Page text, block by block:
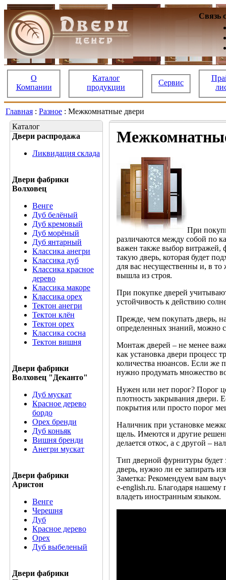
Связь
О
Компании
Каталог
продукции
Сервис
Главная : Разное : Межкомнатные двери
Каталог
Двери распродажа
Ликвидация склада
Двери фабрики
Волховец
Венге
Дуб белёный
Дуб кремовый
Дуб морёный
Дуб янтарный
Классика анегри
Классика дуб
Классика красное
дерево
Классика макоре
Классика орех
Тектон анегри
Тектон клён
Тектон орех
Классика сосна
Тектон вишня
Двери фабрики
Волховец "Деканто"
Дуб мускат
Красное дерево
бордо
Орех бренди
Дуб коньяк
Вишня бренди
Анегри мускат
Двери фабрики
Аристон
Венге
Черешня
Дуб
Красное дерево
Орех
Дуб выбеленый
Двери фабрики
При
различаются между собой по
важен также выбор витражей,
такую дверь, которая будет
для вас несущественны и, в то
вышла из строя.
При покупке дверей
устойчивость к действию
Прежде, чем покупать дверь,
определенных знаний, можно
Монтаж дверей – не менее
как установка двери процесс
количества нюансов. Если же
нужно продумать множество
Нужен или нет порог? Порог
плотность закрывания двери.
покрытия или просто порог
Наличник при установке
щель. Имеются и другие
делается откос, а с другой –
Тип дверной фурнитуры будет
дверь, нужно ли ее запирать
Заметка: Рекомендуем вам
e-english.ru. Благодаря нашему
владеть иностранным языком.